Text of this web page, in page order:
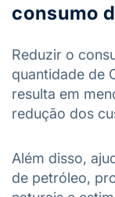
consumo
Reduzir o
quantidade de
resulta em
redução dos
Além disso,
de petróleo,